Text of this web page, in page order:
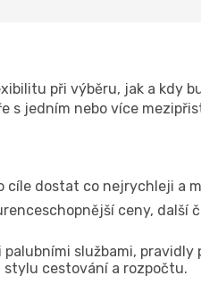
při výběru, jak a kdy
jedním nebo více
cíle dostat co nejrychleji a
ceny, další
palubními službami,
stylu cestování a rozpočtu.